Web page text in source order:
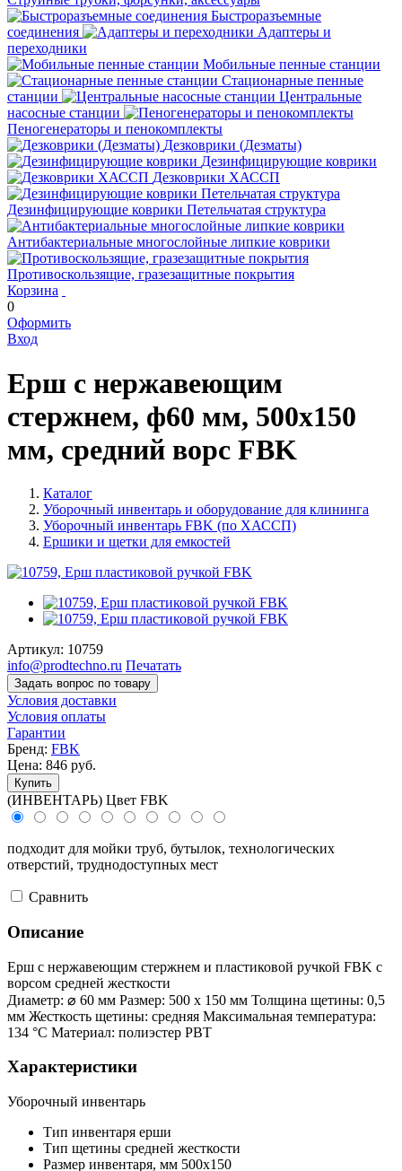
Быстроразъемные
соединения
Адаптеры и
переходники
Мобильные пенные станции
Стационарные пенные
станции
Центральные
насосные станции
Пеногенераторы и пенокомплекты
Дезковрики (Дезматы)
Дезинфицирующие коврики
Дезковрики ХАССП
Дезинфицирующие коврики Петельчатая структура
Антибактериальные многослойные липкие коврики
Противоскользящие, гразезащитные покрытия
Корзина
0
Оформить
Вход
Ерш с нержавеющим
стержнем, ф60 мм, 500x150
мм, средний ворс FBK
Каталог
Уборочный инвентарь и оборудование для клининга
Уборочный инвентарь FBK (по ХАССП)
Ершики и щетки для емкостей
Артикул: 10759
info@prodtechno.ru Печатать
Задать вопрос по товару
Условия доставки
Условия оплаты
Гарантии
Бренд: FBK
Цена: 846 руб.
Купить
(ИНВЕНТАРЬ) Цвет FBK
подходит для мойки труб, бутылок, технологических
отверстий, труднодоступных мест
Cравнить
Описание
Ерш с нержавеющим стержнем и пластиковой ручкой FBK с
ворсом средней жесткости
Диаметр: ⌀ 60 мм Размер: 500 х 150 мм Толщина щетины: 0,5
мм Жесткость щетины: средняя Максимальная температура:
134 °С Материал: полиэстер PBT
Характеристики
Уборочный инвентарь
Тип инвентаря ерши
Тип щетины средней жесткости
Размер инвентаря, мм 500x150